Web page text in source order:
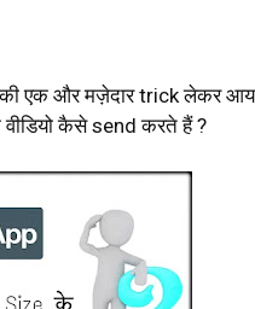
एक और मज़ेदार trick लेकर
कैसे send करते हैं ?